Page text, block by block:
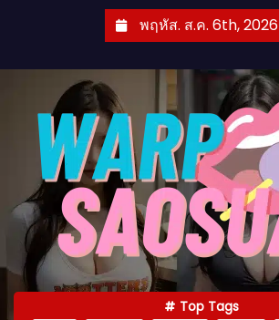
e
พฤหัส. ส.ค. 6th, 2026
Top Tags